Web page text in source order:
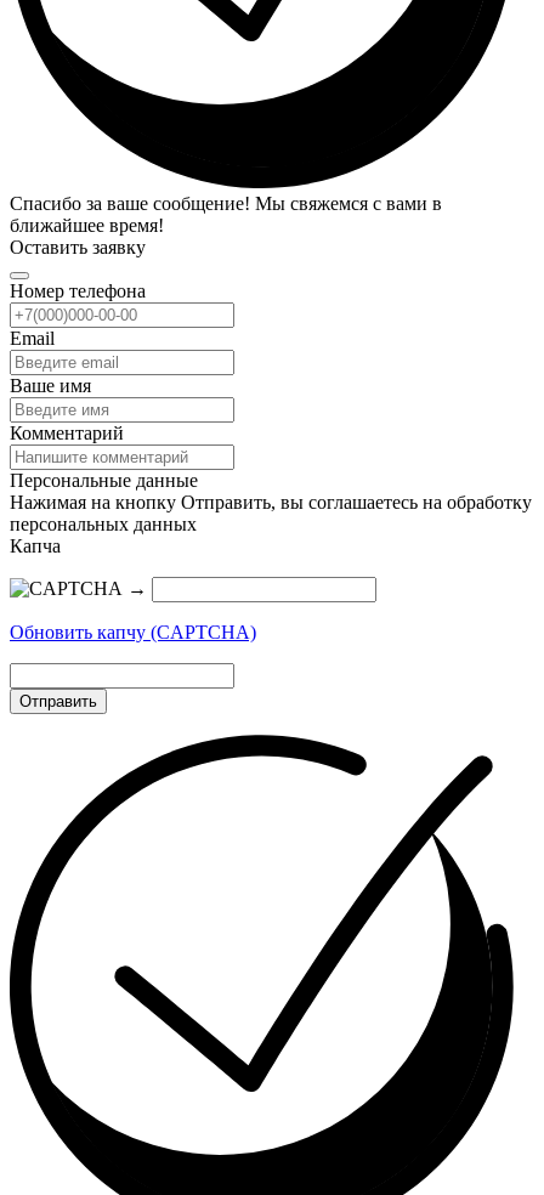
Спасибо за ваше сообщение! Мы свяжемся с вами в
ближайшее время!
Оставить заявку
Номер телефона
Email
Ваше имя
Комментарий
Персональные данные
Нажимая на кнопку Отправить, вы соглашаетесь на обработку
персональных данных
Капча
→
Обновить капчу (CAPTCHA)
Отправить